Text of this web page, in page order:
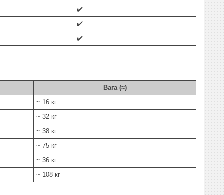
✔️
✔️
✔️
Вага (≈)
~ 16 кг
~ 32 кг
~ 38 кг
~ 75 кг
~ 36 кг
~ 108 кг